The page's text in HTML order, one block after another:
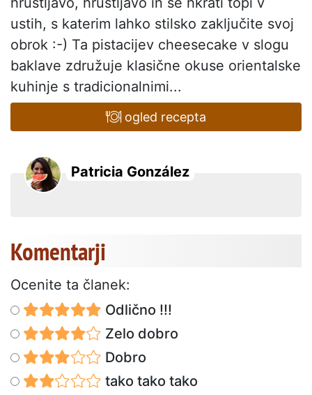
ustih, s katerim lahko stilsko zaključite svoj
obrok :-) Ta pistacijev cheesecake v slogu
baklave združuje klasične okuse orientalske
kuhinje s tradicionalnimi...
ogled recepta
Patricia González
Komentarji
Ocenite ta članek:
Odlično !!!
Zelo dobro
Dobro
tako tako tako